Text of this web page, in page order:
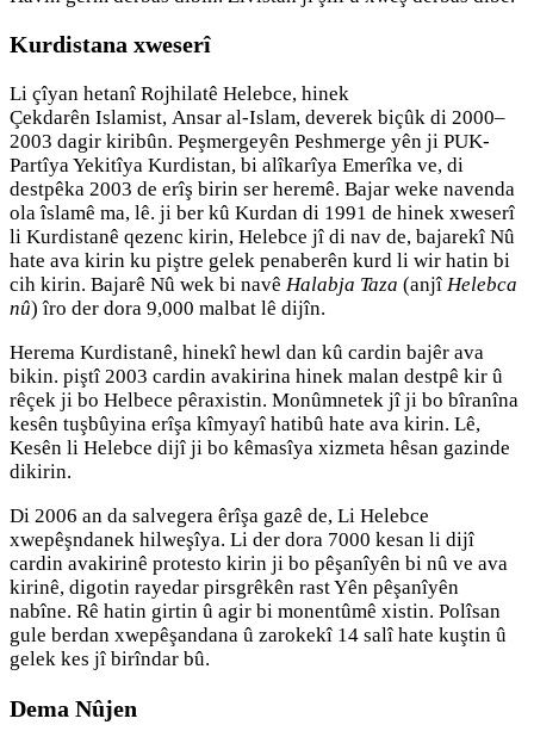
Kurdistana xweserî
Li çîyan hetanî Rojhilatê Helebce, hinek
Çekdarên Islamist, Ansar al-Islam, deverek biçûk di 2000–
2003 dagir kiribûn. Peşmergeyên Peshmerge yên ji PUK-
Partîya Yekitîya Kurdistan, bi alîkarîya Emerîka ve, di
destpêka 2003 de erîş birin ser heremê. Bajar weke navenda
ola îslamê ma, lê. ji ber kû Kurdan di 1991 de hinek xweserî
li Kurdistanê qezenc kirin, Helebce jî di nav de, bajarekî Nû
hate ava kirin ku piştre gelek penaberên kurd li wir hatin bi
cih kirin. Bajarê Nû wek bi navê Halabja Taza (anjî Helebca
nû) îro der dora 9,000 malbat lê dijîn.
Herema Kurdistanê, hinekî hewl dan kû cardin bajêr ava
bikin. piştî 2003 cardin avakirina hinek malan destpê kir û
rêçek ji bo Helbece pêraxistin. Monûmnetek jî ji bo bîranîna
kesên tuşbûyina erîşa kîmyayî hatibû hate ava kirin. Lê,
Kesên li Helebce dijî ji bo kêmasîya xizmeta hêsan gazinde
dikirin.
Di 2006 an da salvegera êrîşa gazê de, Li Helebce
xwepêşndanek hilweşîya. Li der dora 7000 kesan li dijî
cardin avakirinê protesto kirin ji bo pêşanîyên bi nû ve ava
kirinê, digotin rayedar pirsgrêkên rast Yên pêşanîyên
nabîne. Rê hatin girtin û agir bi monentûmê xistin. Polîsan
gule berdan xwepêşandana û zarokekî 14 salî hate kuştin û
gelek kes jî birîndar bû.
Dema Nûjen